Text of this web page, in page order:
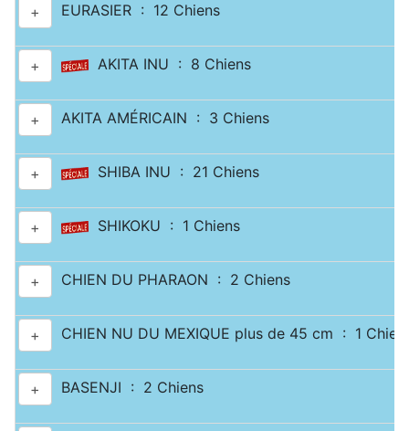
+ EURASIER : 12 Chiens
+ AKITA INU : 8 Chiens
+ AKITA AMÉRICAIN : 3 Chiens
+ SHIBA INU : 21 Chiens
+ SHIKOKU : 1 Chiens
+ CHIEN DU PHARAON : 2 Chiens
+ CHIEN NU DU MEXIQUE plus de 45 cm : 1
+ BASENJI : 2 Chiens